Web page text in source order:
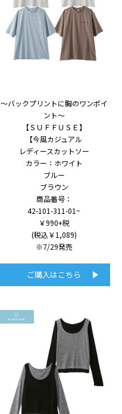
～バックプリントに胸のワンポイ
ント～
【ＳＵＦＦＵＳＥ】
【今風カジュアル
レディースカットソー
カラー：ホワイト
ブルー
ブラウン
商品番号：
42-101-311-01~
￥990+税
(税込￥1,089)
※7/29発売
ご購入はこちら